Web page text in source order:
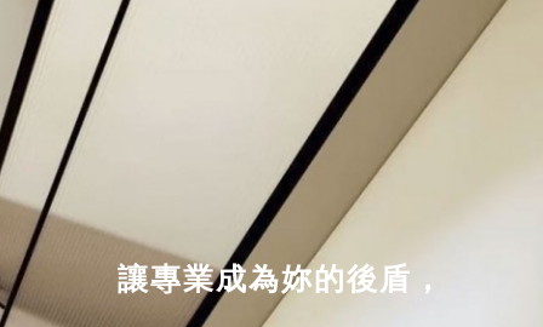
讓專業成為妳的後盾，